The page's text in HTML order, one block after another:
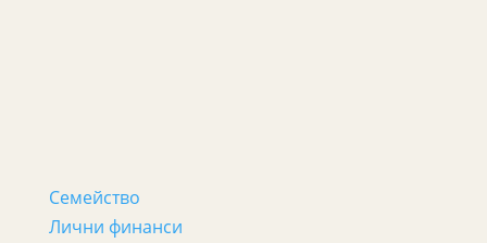
Семейство
Лични финанси